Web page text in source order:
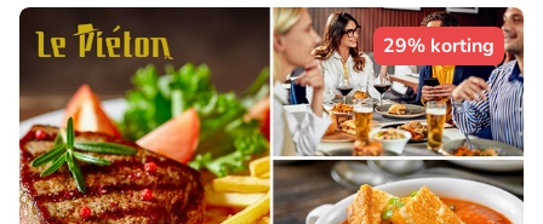
29% korting